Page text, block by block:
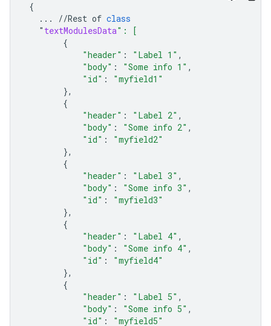
{
...
//Rest of class
" textModulesData": [
{
"header" : "Label 1" ,
"body" : "Some info 1" ,
"id" :
"myfield1"
},
{
"header" : "Label 2" ,
"body" : "Some info 2" ,
"id" :
"myfield2"
},
{
"header" : "Label 3" ,
"body" : "Some info 3" ,
"id" :
"myfield3"
},
{
"header" : "Label 4" ,
"body" : "Some info 4" ,
"id" :
"myfield4"
},
{
"header" : "Label 5" ,
"body" : "Some info 5" ,
"id" :
"myfield5"